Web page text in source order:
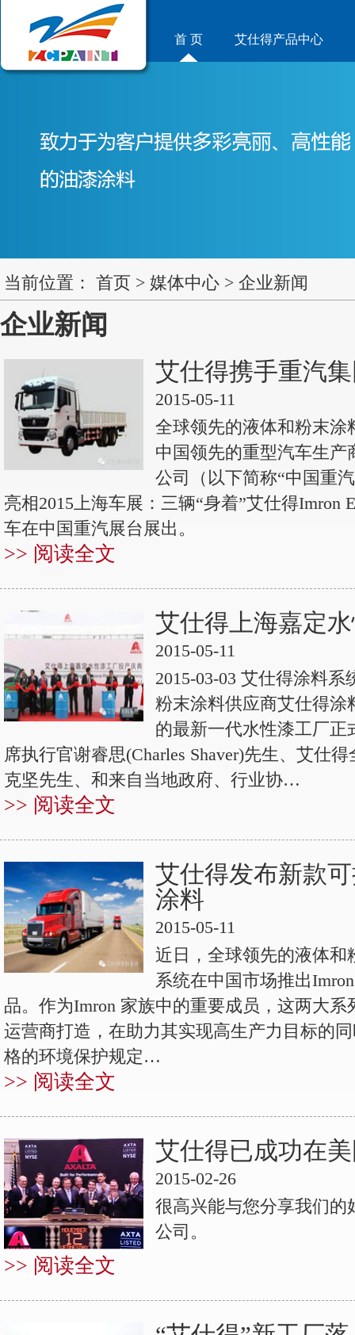
首 页 艾仕得产品中心
当前位置： 首页 > 媒体中心 > 企业新闻
企业新闻
艾仕得携手重汽
2015-05-11
全球领先的液体和粉末
中国领先的重型汽车生
公司（以下简称“中国重
亮相2015上海车展：三辆“身着”艾仕得Imron
车在中国重汽展台展出。
>> 阅读全文
艾仕得上海嘉定
2015-05-11
2015-03-03 艾仕得涂料
粉末涂料供应商艾仕得
的最新一代水性漆工厂
席执行官谢睿思(Charles Shaver)先生、艾仕
克坚先生、和来自当地政府、行业协…
>> 阅读全文
艾仕得发布新款
涂料
2015-05-11
近日，全球领先的液体
系统在中国市场推出
品。作为Imron 家族中的重要成员，这两大
运营商打造，在助力其实现高生产力目标的
格的环境保护规定…
>> 阅读全文
艾仕得已成功在
2015-02-26
很高兴能与您分享我们
公司。
>> 阅读全文